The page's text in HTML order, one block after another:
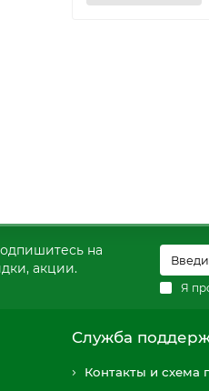
на
акции.
Я
Служба
Контакты и схема